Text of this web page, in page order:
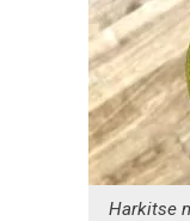
Harkitse